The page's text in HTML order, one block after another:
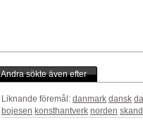
Andra sökte även efter
Liknande föremål: danmark dansk
bojesen konsthantverk norden